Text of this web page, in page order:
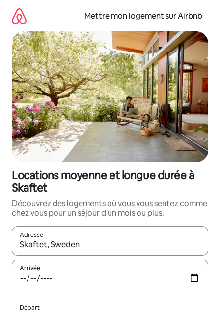
directement
contenu
Mettre mon logement sur Airbnb
Locations moyenne et longue durée à
Skaftet
Découvrez des logements où vous vous sentez comme
chez vous pour un séjour d'un mois ou plus.
Adresse
Lorsque les résultats s'affichent, utilisez les flèches vers le
Arrivée
Départ